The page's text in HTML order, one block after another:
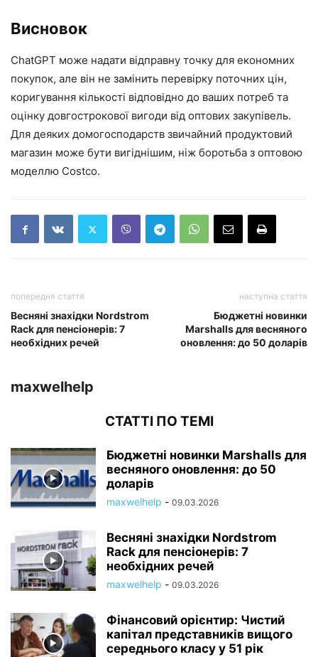
Висновок
ChatGPT може надати відправну точку для економних
покупок, але він не замінить перевірку поточних цін,
коригування кількості відповідно до ваших потреб та
оцінку довгострокової вигоди від оптових закупівель.
Для деяких домогосподарств звичайний продуктовий
магазин може бути вигіднішим, ніж боротьба з оптовою
моделлю Costco.
попередня стаття
Весняні знахідки Nordstrom
Rack для пенсіонерів: 7
необхідних речей
наступна стаття
Бюджетні новинки
Marshalls для весняного
оновлення: до 50 доларів
maxwelhelp
СТАТТІ ПО ТЕМІ
Бюджетні новинки Marshalls для
весняного оновлення: до 50
доларів
maxwelhelp - 09.03.2026
Весняні знахідки Nordstrom
Rack для пенсіонерів: 7
необхідних речей
maxwelhelp - 09.03.2026
Фінансовий орієнтир: Чистий
капітал представників вищого
середнього класу у 51 рік